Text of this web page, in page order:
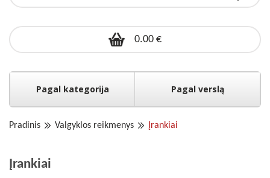
0.00 €
Pagal kategorija Pagal verslą
Pradinis Valgyklos reikmenys Įrankiai
Įrankiai